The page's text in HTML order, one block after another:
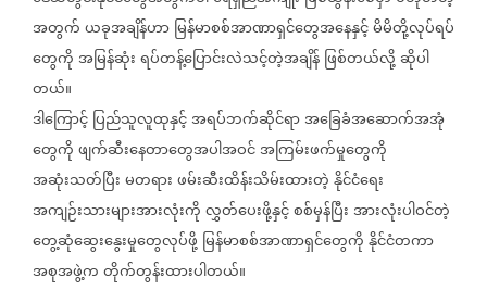
အတွက်ယခုအချိန်ဟာမြန်မာစစ်အာဏာရှင်တွေအနေနှင့်မိမိတို့လုပ်ရပ်
တွေကိုအမြန်ဆုံးရပ်တန့်ပြောင်းလဲသင့်တဲ့အချိန်ဖြစ်တယ်လို့ဆိုပါ
တယ်။
ဒါကြောင့်ပြည်သူလူထုနှင့်အရပ်ဘက်ဆိုင်ရာအခြေခံအဆောက်အအုံ
တွေကိုဖျက်ဆီးနေတာတွေအပါအဝင်အကြမ်းဖက်မှုတွေကို
အဆုံးသတ်ပြီးမတရားဖမ်းဆီးထိန်းသိမ်းထားတဲ့နိုင်ငံရေး
အကျဉ်းသားများအားလုံးကိုလွှတ်ပေးဖို့နှင့်စစ်မှန်ပြီးအားလုံးပါဝင်တဲ့
တွေ့ဆုံဆွေးနွေးမှုတွေလုပ်ဖို့မြန်မာစစ်အာဏာရှင်တွေကိုနိုင်ငံတကာ
အစုအဖွဲ့ကတိုက်တွန်းထားပါတယ်။